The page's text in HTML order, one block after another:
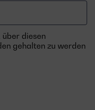
diesen
gehalten zu werden